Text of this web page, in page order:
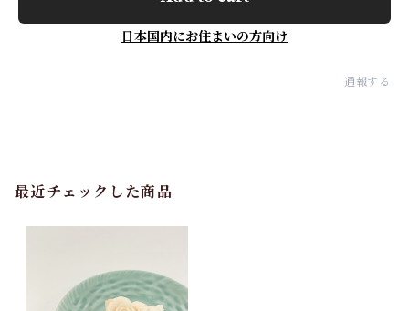
日本国内にお住まいの方向け
通報する
最近チェックした商品